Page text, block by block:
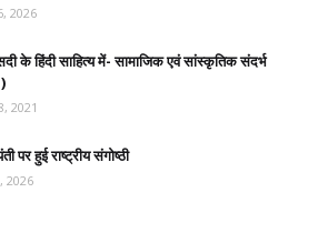
2026
के हिंदी साहित्य में- सामाजिक एवं सांस्कृतिक संदर्भ
2021
पर हुई राष्ट्रीय संगोष्ठी
2026